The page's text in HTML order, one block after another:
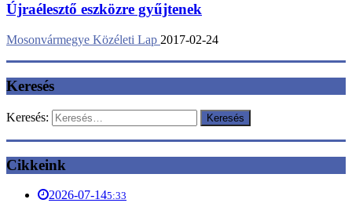
Újraélesztő eszközre gyűjtenek
Mosonvármegye Közéleti Lap 2017-02-24
Keresés
Keresés:
Cikkeink
2026-07-145:33